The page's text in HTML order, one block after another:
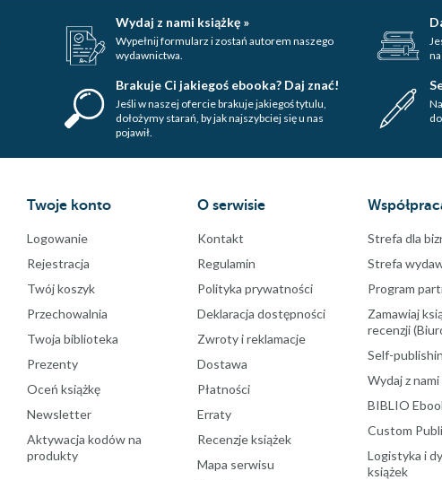
Wydaj z nami książkę »
Wypełnij formularz i zostań autorem naszego
wydawnictwa.
Brakuje Ci jakiegoś ebooka? Daj znać!
Jeśli w naszej ofercie brakuje jakiegoś tytulu,
dołożymy starań, by jak najszybciej się u nas
pojawił.
Twoje konto
Logowanie
Rejestracja
Twój koszyk
Przechowalnia
Twoja biblioteka
Prezenty
Oceń książkę
Newsletter
Aktywacja kodów na
produkty
O serwisie
Kontakt
Regulamin
Polityka prywatności
Deklaracja dostępności
Zwroty i reklamacje
Dostawa
Płatności
Erraty
Recenzje książek
Mapa serwisu
Strefa dla
Strefa
Program
Zamawiaj
recenzji
Self-
Wydaj z nami
BIBLIO
Custom
Logistyka i
książek